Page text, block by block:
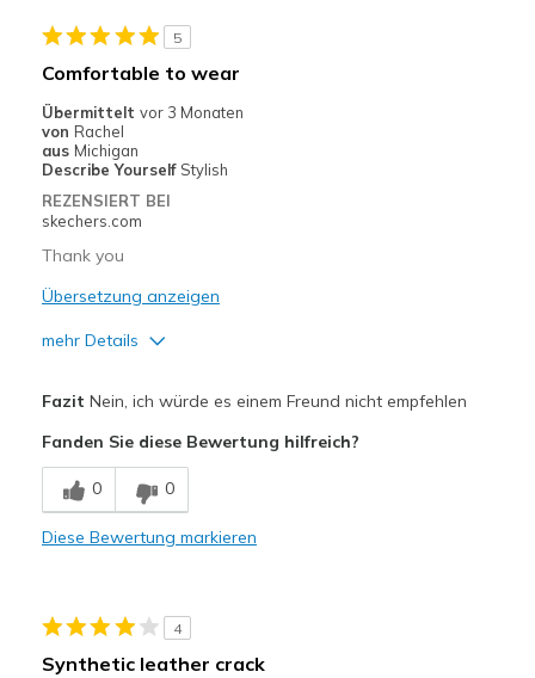
Geeignete Verwendung
Going Out
View On Shoes
Shoes are for Wearing
5
Comfortable to wear
Übermittelt vor 3 Monaten
von Rachel
aus Michigan
Describe Yourself Stylish
REZENSIERT BEI
skechers.com
Thank you
Übersetzung anzeigen
mehr Details
Breathe Well
Comfortable
Geeignete Verwendung
Fazit Nein, ich würde es einem Freund nicht empfehlen
Fanden Sie diese Bewertung hilfreich?
0 0
Diese Bewertung markieren
4
Synthetic leather crack